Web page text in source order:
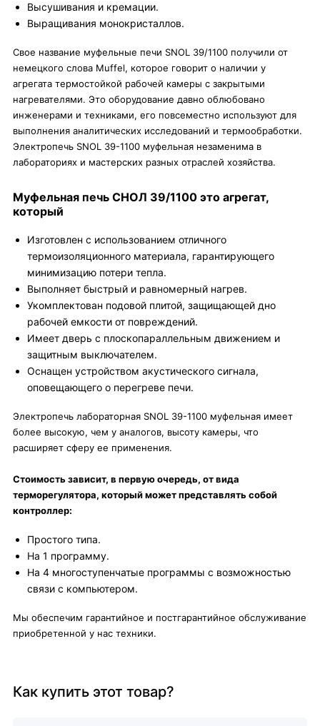
Высушивания и кремации.
Выращивания монокристаллов.
Свое название муфельные печи SNOL 39/1100 получили от
немецкого слова Muffel, которое говорит о наличии у
агрегата термостойкой рабочей камеры с закрытыми
нагревателями. Это оборудование давно облюбовано
инженерами и техниками, его повсеместно используют для
выполнения аналитических исследований и термообработки.
Электропечь SNOL 39-1100 муфельная незаменима в
лабораториях и мастерских разных отраслей хозяйства.
Муфельная печь СНОЛ 39/1100 это агрегат,
который
Изготовлен с использованием отличного
термоизоляционного материала, гарантирующего
минимизацию потери тепла.
Выполняет быстрый и равномерный нагрев.
Укомплектован подовой плитой, защищающей дно
рабочей емкости от повреждений.
Имеет дверь с плоскопараллельным движением и
защитным выключателем.
Оснащен устройством акустического сигнала,
оповещающего о перегреве печи.
Электропечь лабораторная SNOL 39-1100 муфельная имеет
более высокую, чем у аналогов, высоту камеры, что
расширяет сферу ее применения.
Стоимость зависит, в первую очередь, от вида
терморегулятора, который может представлять собой
контроллер:
Простого типа.
На 1 программу.
На 4 многоступенчатые программы с возможностью
связи с компьютером.
Мы обеспечим гарантийное и постгарантийное обслуживание
приобретенной у нас техники.
Как купить этот товар?